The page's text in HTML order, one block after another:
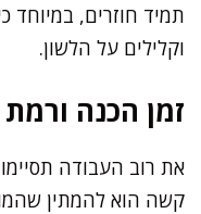
תמיד חוזרים,
וקלילים על הלשון.
זמן הכנה
קשה הוא להמתין